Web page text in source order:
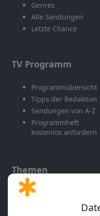
Genres
Alle Sendungen
Letzte Chance
TV Programm
Programmübersicht
Tipps der Redaktion
Sendungen von A-Z
Programmheft
kostenlos anfordern
Themen
Gott und Bibel erklärt